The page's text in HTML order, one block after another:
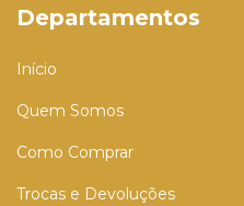
Departamentos
Início
Quem Somos
Como Comprar
Trocas e Devoluções